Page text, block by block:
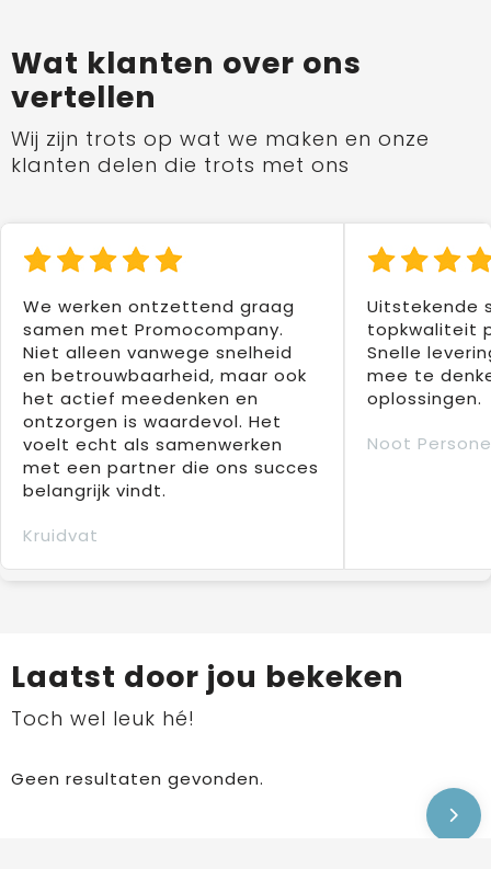
Wat klanten over ons
vertellen
Wij zijn trots op wat we maken en onze
klanten delen die trots met ons
We werken ontzettend graag
samen met Promocompany.
Niet alleen vanwege snelheid
en betrouwbaarheid, maar ook
het actief meedenken en
ontzorgen is waardevol. Het
voelt echt als samenwerken
met een partner die ons succes
belangrijk vindt.
Kruidvat
Uitstekende
topkwaliteit
Snelle
mee te
oplossingen.
Noot
Laatst door jou bekeken
Toch wel leuk hé!
Geen resultaten gevonden.